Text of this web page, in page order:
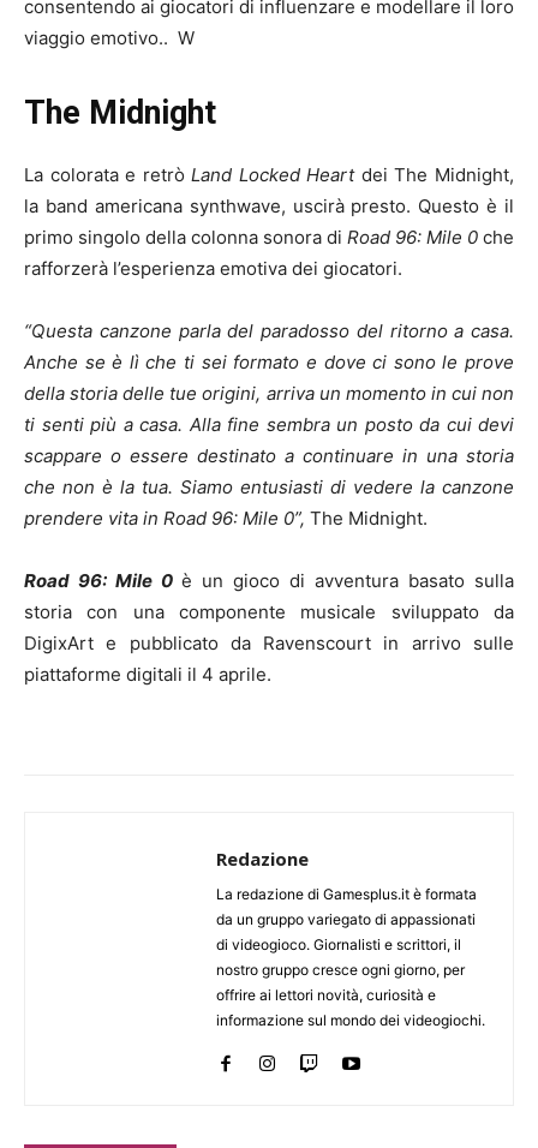
consentendo ai giocatori di influenzare e modellare il loro
viaggio emotivo.. W
The Midnight
La colorata e retròLand Locked Heartdei The Midnight,
la band americana synthwave, uscirà presto. Questo è il
primo singolo della colonna sonora di Road 96: Mile 0 che
rafforzerà l’esperienza emotiva dei giocatori.
“Questa canzone parla del paradosso del ritorno a casa.
Anche se è lì che ti sei formato e dove ci sono le prove
della storia delle tue origini, arriva un momento in cui non
ti senti più a casa. Alla fine sembra un posto da cui devi
scappare o essere destinato a continuare in una storia
che non è la tua. Siamo entusiasti di vedere la canzone
prendere vita in Road 96: Mile 0”, The Midnight.
Road 96: Mile 0 è un gioco di avventura basato sulla
storia con una componente musicale sviluppato da
DigixArt e pubblicato da Ravenscourt in arrivo sulle
piattaforme digitali il 4 aprile.
Redazione
La redazione di Gamesplus.it è formata
da un gruppo variegato di appassionati
di videogioco. Giornalisti e scrittori, il
nostro gruppo cresce ogni giorno, per
offrire ai lettori novità, curiosità e
informazione sul mondo dei videogiochi.